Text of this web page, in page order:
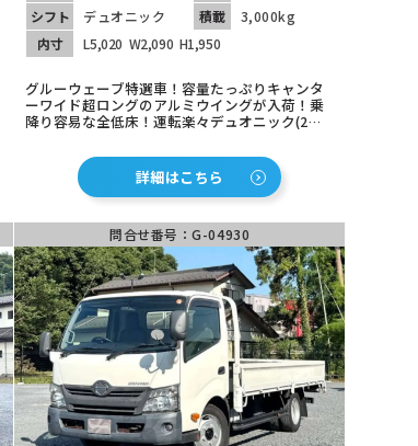
シフト
デュオニック 積載
3,000kg
内寸
L5,020 W2,090 H1,950
グルーウェーブ特選車！容量たっぷりキャンタ
ーワイド超ロングのアルミウイングが入荷！乗
降り容易な全低床！運転楽々デュオニック(2ペ
詳細はこちら
問合せ番号：G-04930